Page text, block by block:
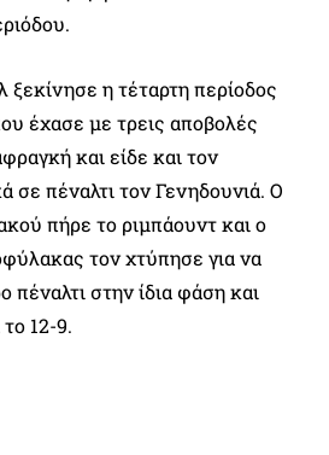
η τέταρτη περίοδος
έχασε με τρεις αποβολές
και είδε και τον
σε πέναλτι τον Γενηδουνιά. Ο
πήρε το ριμπάουντ και ο
τον χτύπησε για να
πέναλτι στην ίδια φάση και
12-9.